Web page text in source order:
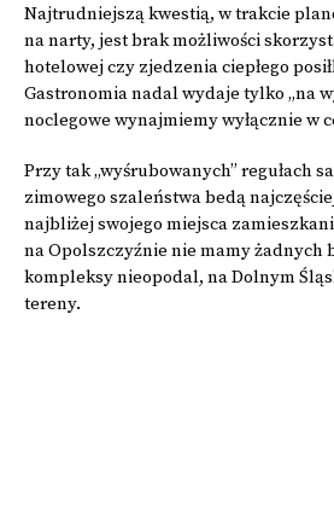
Najtrudniejszą kwestią, w trakcie
na narty, jest brak możliwości
hotelowej czy zjedzenia ciepłego
Gastronomia nadal wydaje tylko „na
noclegowe wynajmiemy wyłącznie w
Przy tak „wyśrubowanych” regułach
zimowego szaleństwa bedą
najbliżej swojego miejsca
na Opolszczyźnie nie mamy żadnych
kompleksy nieopodal, na Dolnym
tereny.